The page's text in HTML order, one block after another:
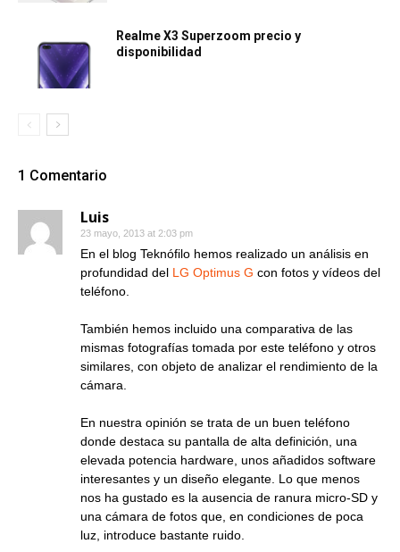
Realme X3 Superzoom precio y
disponibilidad
1 Comentario
Luis
23 mayo, 2013 at 2:03 pm
En el blog Teknófilo hemos realizado un análisis en
profundidad del LG Optimus G con fotos y vídeos del
teléfono.
También hemos incluido una comparativa de las
mismas fotografías tomada por este teléfono y otros
similares, con objeto de analizar el rendimiento de la
cámara.
En nuestra opinión se trata de un buen teléfono
donde destaca su pantalla de alta definición, una
elevada potencia hardware, unos añadidos software
interesantes y un diseño elegante. Lo que menos
nos ha gustado es la ausencia de ranura micro-SD y
una cámara de fotos que, en condiciones de poca
luz, introduce bastante ruido.